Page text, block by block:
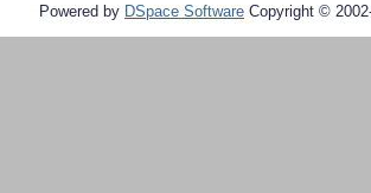
Powered by DSpace Software Copyright ©